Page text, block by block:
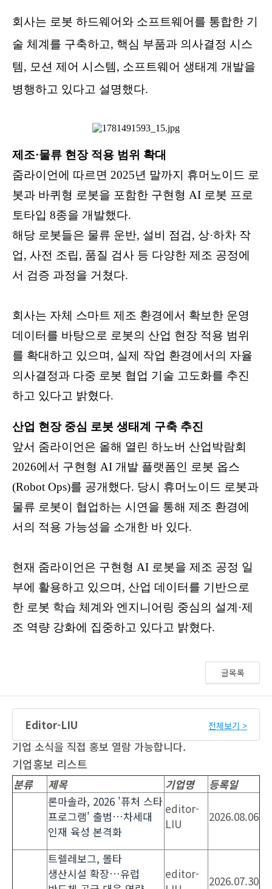
글목록
Editor-LIU 전체보기 >
기업 소식을 직접 홍보 열람 가능합니다.
기업홍보 리스트
분류 제목 기업명
등록일
론마솔라, 2026 '퓨처 스타
프로그램' 출범…차세대
인재 육성 본격화
editor-
LIU
2026.08.06
트렐레보그, 몰타
생산시설 확장…유럽
editor-
2026.07.30